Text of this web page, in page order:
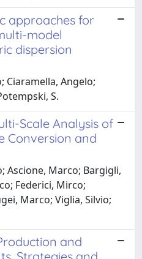
approaches for
model
dispersion
Ciaramella, Angelo;
S.
Scale Analysis of
Conversion and
Ascione, Marco; Bargigli,
Federici, Mirco;
Marco; Viglia, Silvio;
and